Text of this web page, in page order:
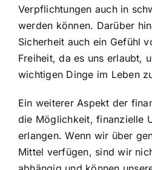
Verpflichtungen auch in
werden können. Darüber
Sicherheit auch ein Gefühl
Freiheit, da es uns erlaubt,
wichtigen Dinge im Leben
Ein weiterer Aspekt der
die Möglichkeit,finanzielle
erlangen. Wenn wir über
Mittel verfügen, sind wir